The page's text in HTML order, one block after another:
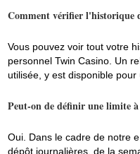
Comment vérifier l'historique
Vous pouvez voir tout votre
personnel Twin Casino. Un
utilisée, y est disponible
Peut-on de définir une limite à
Oui. Dans le cadre de notre
dépôt journalières, de la